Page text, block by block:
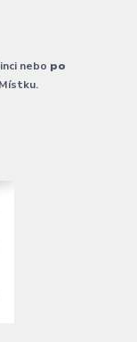
nebo po